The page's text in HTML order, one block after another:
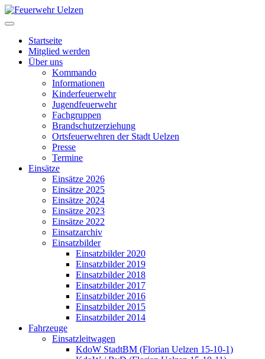
Startseite
Mitglied werden
Über uns
Kommando
Informationen
Kinderfeuerwehr
Jugendfeuerwehr
Fachgruppen
Brandschutzerziehung
Ortsfeuerwehren der Stadt Uelzen
Presse
Termine
Einsätze
Einsätze 2026
Einsätze 2025
Einsätze 2024
Einsätze 2023
Einsätze 2022
Einsatzarchiv
Einsatzbilder
Einsatzbilder 2020
Einsatzbilder 2019
Einsatzbilder 2018
Einsatzbilder 2017
Einsatzbilder 2016
Einsatzbilder 2015
Einsatzbilder 2014
Fahrzeuge
Einsatzleitwagen
KdoW StadtBM (Florian Uelzen 15-10-1)